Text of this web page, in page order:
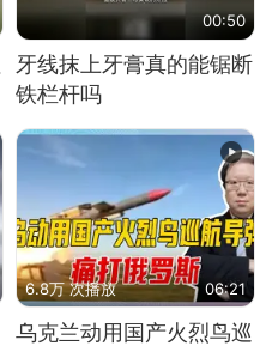
00:50
牙线抹上牙膏真的能锯断
铁栏杆吗
6.8万 次播放 06:21
乌克兰动用国产火烈鸟巡